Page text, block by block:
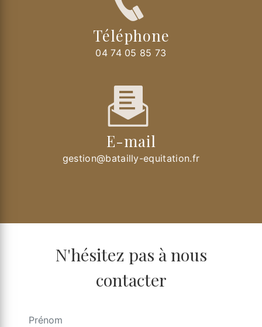
Téléphone
04 74 05 85 73
E-mail
gestion@batailly-equitation.fr
N'hésitez pas à nous
contacter